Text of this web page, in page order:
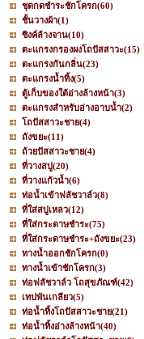
ชุดกดชำระชักโครก(60)
ชั้นวางผ้า(1)
ซิงค์ล้างจาน(10)
ตะแกรงกรองผงโถปัสสาวะ(15)
ตะแกรงกันกลิ่น(23)
ตะแกรงน้ำทิ้ง(5)
ตู้เก็บของใต้อ่างล้างหน้า(3)
ตะแกรงสำหรับอ่างอาบน้ำ(2)
โถปัสสาวะชาย(4)
ถังขยะ(11)
ถ้วยปัสสาวะชาย(4)
ที่วางสบู่(20)
ที่วางแก้วน้ำ(6)
ท่อน้ำเข้าฟลัชวาล์ว(8)
ที่ใส่สบู่เหลว(12)
ที่ใส่กระดาษชำระ(75)
ที่ใส่กระดาษชำระ+ถังขยะ(23)
ทางน้ำออกชักโครก(0)
ทางน้ำเข้าชักโครก(3)
ท่อฟลัชวาล์ว โถสุขภัณฑ์(42)
เทปพันเกลียว(5)
ท่อน้ำทิ้งโถปัสสาวะชาย(21)
ท่อน้ำทิ้งอ่างล้างหน้า(40)